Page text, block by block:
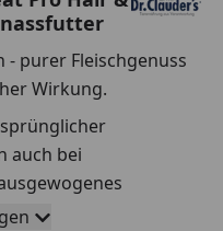
purer Fleischgenuss
Wirkung.
auch bei